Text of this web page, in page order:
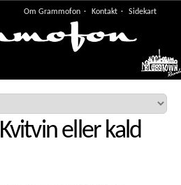
Om Grammofon Kontakt Sidekart
Meny
Kvitvin eller kald